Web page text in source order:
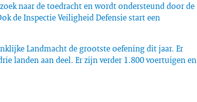
naar de toedracht en wordt ondersteund door de
de Inspectie Veiligheid Defensie start een
Landmacht de grootste oefening dit jaar. Er
landen aan deel. Er zijn verder 1.800 voertuigen en